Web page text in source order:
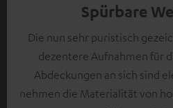
Spürbare
Die nun sehr puristisch
dezentere Aufnahmen für
Abdeckungen an sich sind
nehmen die Materialität von